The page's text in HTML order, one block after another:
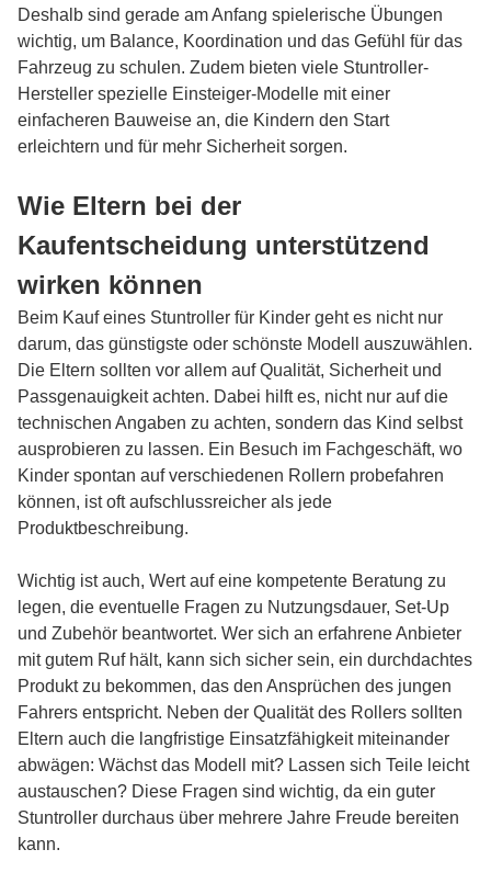
Deshalb sind gerade am Anfang spielerische Übungen
wichtig, um Balance, Koordination und das Gefühl für das
Fahrzeug zu schulen. Zudem bieten viele Stuntroller-
Hersteller spezielle Einsteiger-Modelle mit einer
einfacheren Bauweise an, die Kindern den Start
erleichtern und für mehr Sicherheit sorgen.
Wie Eltern bei der
Kaufentscheidung unterstützend
wirken können
Beim Kauf eines Stuntroller für Kinder geht es nicht nur
darum, das günstigste oder schönste Modell auszuwählen.
Die Eltern sollten vor allem auf Qualität, Sicherheit und
Passgenauigkeit achten. Dabei hilft es, nicht nur auf die
technischen Angaben zu achten, sondern das Kind selbst
ausprobieren zu lassen. Ein Besuch im Fachgeschäft, wo
Kinder spontan auf verschiedenen Rollern probefahren
können, ist oft aufschlussreicher als jede
Produktbeschreibung.
Wichtig ist auch, Wert auf eine kompetente Beratung zu
legen, die eventuelle Fragen zu Nutzungsdauer, Set-Up
und Zubehör beantwortet. Wer sich an erfahrene Anbieter
mit gutem Ruf hält, kann sich sicher sein, ein durchdachtes
Produkt zu bekommen, das den Ansprüchen des jungen
Fahrers entspricht. Neben der Qualität des Rollers sollten
Eltern auch die langfristige Einsatzfähigkeit miteinander
abwägen: Wächst das Modell mit? Lassen sich Teile leicht
austauschen? Diese Fragen sind wichtig, da ein guter
Stuntroller durchaus über mehrere Jahre Freude bereiten
kann.